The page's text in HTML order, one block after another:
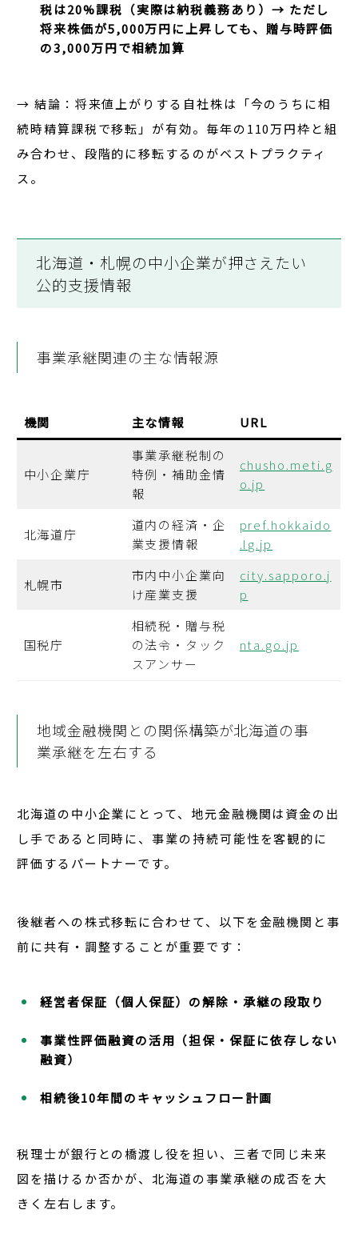
税は20%課税（実際は納税義務あり）→ ただし
将来株価が5,000万円に上昇しても、贈与時評価
の3,000万円で相続加算
→ 結論 ：将来値上がりする自社株は「今のうちに相
続時精算課税で移転」が有効。毎年の110万円枠と組
み合わせ、段階的に移転するのがベストプラクティ
ス。
北海道・札幌の中小企業が押さえたい
公的支援情報
事業承継関連の主な情報源
機関 主な情報 URL
中小企業庁
事業承継税制の
特例・補助金情
報
chusho.meti.g
o.jp
北海道庁
道内の経済・企
業支援情報
pref.hokkaido
.lg.jp
札幌市
市内中小企業向
け産業支援
city.sapporo.j
p
国税庁
相続税・贈与税
の法令・タック
スアンサー
nta.go.jp
地域金融機関との関係構築が北海道の事
業承継を左右する
北海道の中小企業にとって、地元金融機関は資金の出
し手であると同時に、事業の持続可能性を客観的に
評価するパートナーです。
後継者への株式移転に合わせて、以下を金融機関と事
前に共有・調整することが重要です：
経営者保証（個人保証）の解除・承継の段取り
事業性評価融資の活用（担保・保証に依存しない
融資）
相続後10年間のキャッシュフロー計画
税理士が銀行との橋渡し役を担い、三者で同じ未来
図を描けるか否かが、北海道の事業承継の成否を大
きく左右します。